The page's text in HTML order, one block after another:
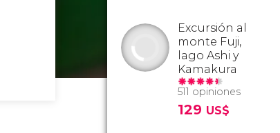
Excursión al
monte Fuji,
lago Ashi y
Kamakura
511 opiniones
129 US$